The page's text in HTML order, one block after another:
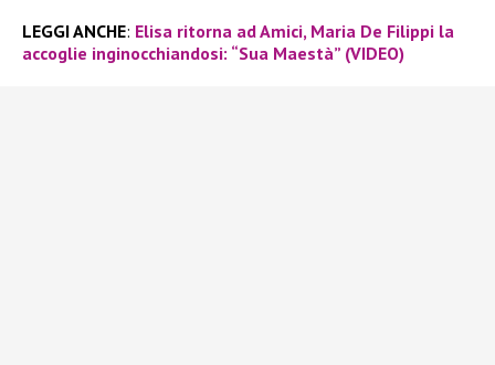
LEGGI ANCHE: Elisa ritorna ad Amici, Maria De Filippi la
accoglie inginocchiandosi: “Sua Maestà” (VIDEO)